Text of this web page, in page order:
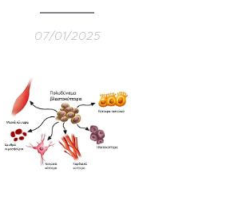
07/01/2025